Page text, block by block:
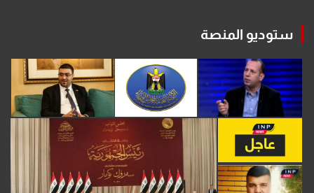
ستوديو المنصة